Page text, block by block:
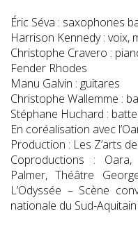
Éric Séva : saxophones
Harrison Kennedy : voix,
Christophe Cravero :
Fender Rhodes
Manu Galvin : guitares
Christophe Wallemme :
Stéphane Huchard :
En coréalisation avec
Production : Les Z’arts
Coproductions :
Palmer, Théâtre
L’Odyssée – Scène
nationale du Sud-Aquitain